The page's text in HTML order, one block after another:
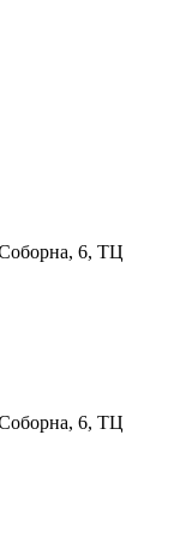
Соборна, 6, ТЦ
Соборна, 6, ТЦ